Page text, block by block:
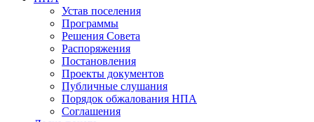
Устав поселения
Программы
Решения Совета
Распоряжения
Постановления
Проекты документов
Публичные слушания
Порядок обжалования НПА
Соглашения